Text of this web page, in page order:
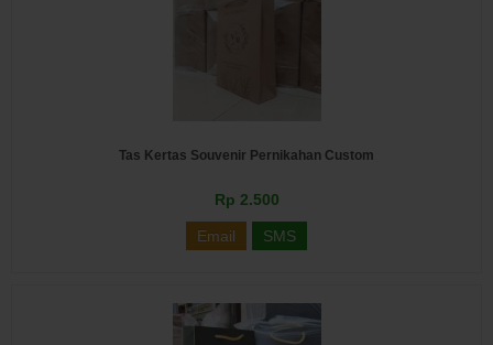
Tas Kertas Souvenir Pernikahan Custom
Rp 2.500
Email SMS